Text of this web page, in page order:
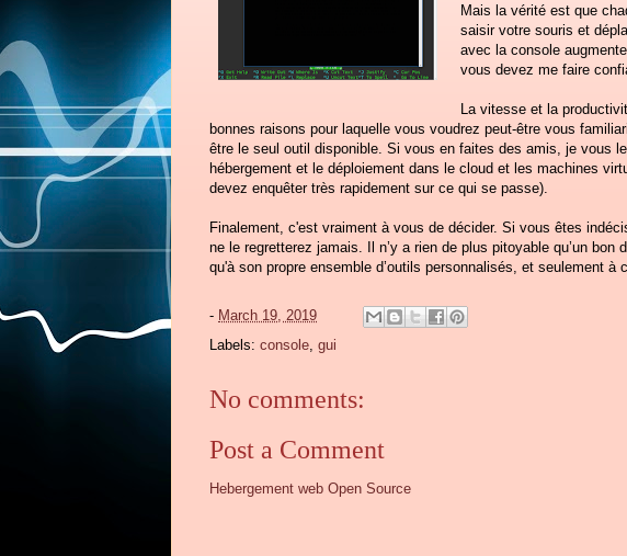
Mais la vérité est que
saisir votre souris et
avec la console
vous devez me faire
La vitesse et la
bonnes raisons pour laquelle vous voudrez peut-être vous
être le seul outil disponible. Si vous en faites des amis, je vous
hébergement et le déploiement dans le cloud et les machines
devez enquêter très rapidement sur ce qui se passe).
Finalement, c'est vraiment à vous de décider. Si vous êtes
ne le regretterez jamais. Il n’y a rien de plus pitoyable qu’un
qu'à son propre ensemble d’outils personnalisés, et seulement à
- March 19, 2019
Labels: console gui
No comments:
Post a Comment
Hebergement web Open Source